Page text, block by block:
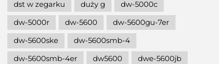
dst w zegarku
duży g
dw-5000c
dw-5000r
dw-5600
dw-5600gu-7er
dw-5600ske
dw-5600smb-4
dw-5600smb-4er
dw5600
dwe-5600jb